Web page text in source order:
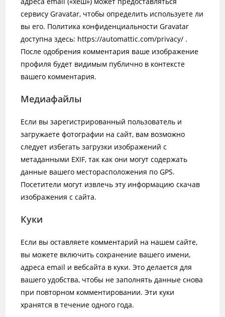
сервису Gravatar, чтобы определить используете ли
вы его. Политика конфиденциальности Gravatar
доступна здесь: https://automattic.com/privacy/ .
После одобрения комментария ваше изображение
профиля будет видимым публично в контексте
вашего комментария.
Медиафайлы
Если вы зарегистрированный пользователь и
загружаете фотографии на сайт, вам возможно
следует избегать загрузки изображений с
метаданными EXIF, так как они могут содержать
данные вашего месторасположения по GPS.
Посетители могут извлечь эту информацию скачав
изображения с сайта.
Куки
Если вы оставляете комментарий на нашем сайте,
вы можете включить сохранение вашего имени,
адреса email и вебсайта в куки. Это делается для
вашего удобства, чтобы не заполнять данные снова
при повторном комментировании. Эти куки
хранятся в течение одного года.